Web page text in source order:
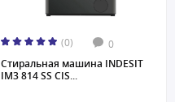
(0) 0
Стиральная машина INDESIT
IM3 814 SS CIS...